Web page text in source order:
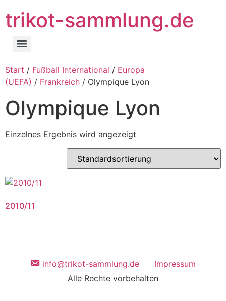
trikot-sammlung.de
Start / Fußball International / Europa
(UEFA) / Frankreich / Olympique Lyon
Olympique Lyon
Einzelnes Ergebnis wird angezeigt
2010/11
info@trikot-sammlung.de
Impressum
Alle Rechte vorbehalten